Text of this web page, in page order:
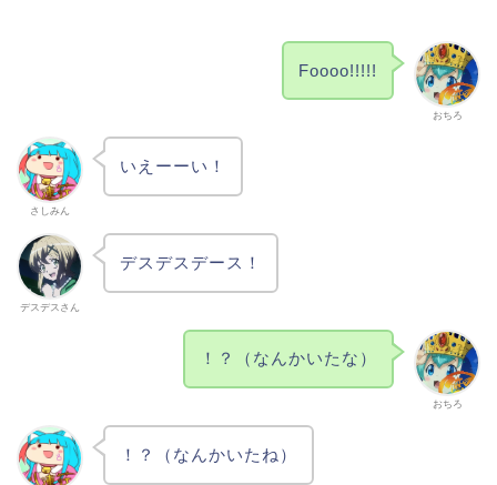
おちろ
Foooo!!!!!
さしみん
いえーーい！
デスデスさん
デスデスデース！
おちろ
！？（なんかいたな）
！？（なんかいたね）